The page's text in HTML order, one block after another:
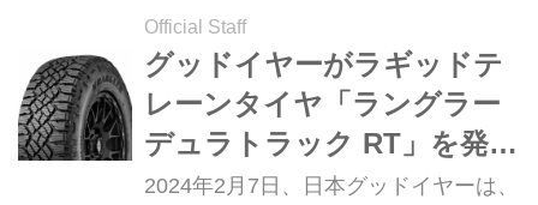
そく、その本領を確かめてきました。
Official Staff
グッドイヤーがラギッドテ
レーンタイヤ「ラングラー
デュラトラック RT」を発
売。オンロードでの機敏性
2024年2月7日、日本グッドイヤーは、